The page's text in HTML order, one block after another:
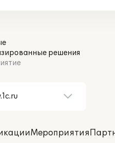
решения
Мероприятия